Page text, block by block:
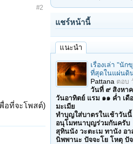
#2
อที่จะโพสต์)
แชร์หน้านี้
แนะนำ
เรื่องเล่า "นัก
ที่สุดในแผ่นดิ
Pattana ตอบ
วันที่ ๙ สิงหา
วันอาทิตย์ แรม ๑๑ ค่ำ เ
มะเมีย
ทำบุญใส่บาตรในเช้าวันนี้
อนุโมทนาบุญร่วมกันครับ
สุทินนัง วะตะเม ทานัง อ
นิพพานะ ปัจจะโย โหตุ ปั